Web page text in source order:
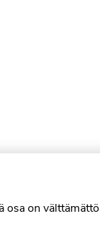
osa on